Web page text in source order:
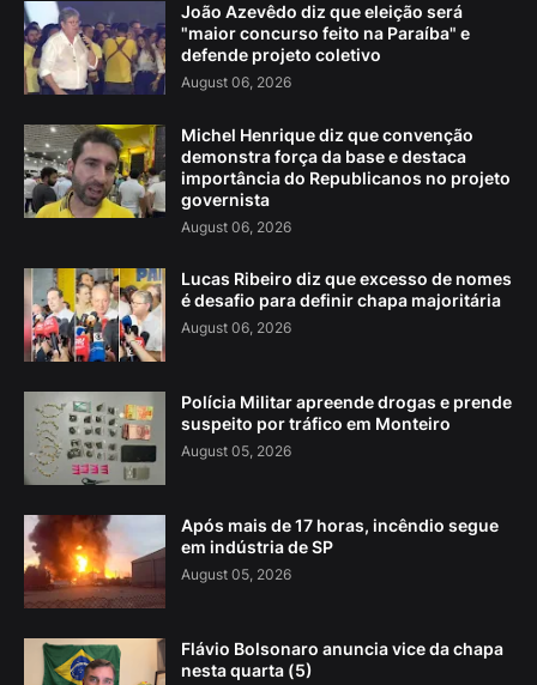
João Azevêdo diz que eleição será
"maior concurso feito na Paraíba" e
defende projeto coletivo
August 06, 2026
Michel Henrique diz que convenção
demonstra força da base e destaca
importância do Republicanos no projeto
governista
August 06, 2026
Lucas Ribeiro diz que excesso de nomes
é desafio para definir chapa majoritária
August 06, 2026
Polícia Militar apreende drogas e prende
suspeito por tráfico em Monteiro
August 05, 2026
Após mais de 17 horas, incêndio segue
em indústria de SP
August 05, 2026
Flávio Bolsonaro anuncia vice da chapa
nesta quarta (5)